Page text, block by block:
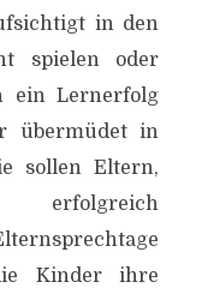
in den
spielen oder
ein Lernerfolg
übermüdet in
sollen Eltern,
Kinder ihre